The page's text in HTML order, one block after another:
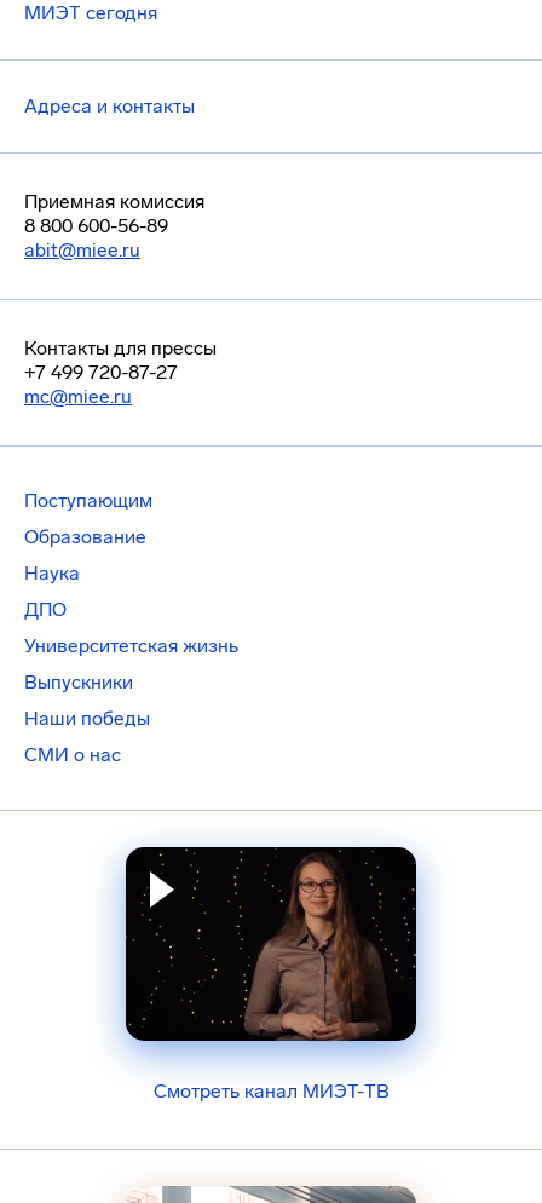
МИЭТ сегодня
Адреса и контакты
Приемная комиссия
8 800 600-56-89
abit@miee.ru
Контакты для прессы
+7 499 720-87-27
mc@miee.ru
Поступающим
Образование
Наука
ДПО
Университетская жизнь
Выпускники
Наши победы
СМИ о нас
Смотреть канал МИЭТ-ТВ